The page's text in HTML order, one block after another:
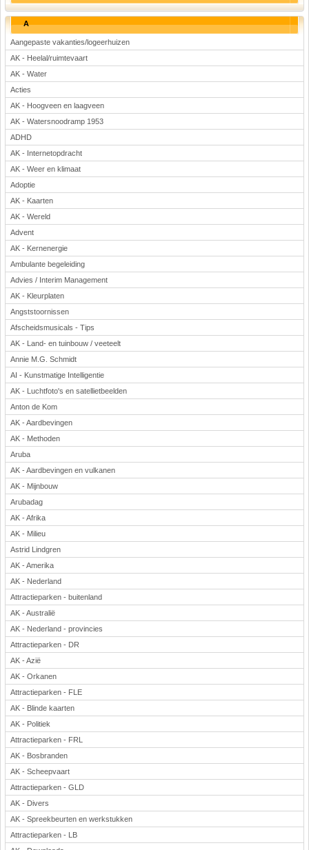
A
Aangepaste vakanties/logeerhuizen
AK - Heelal/ruimtevaart
AK - Water
Acties
AK - Hoogveen en laagveen
AK - Watersnoodramp 1953
ADHD
AK - Internetopdracht
AK - Weer en klimaat
Adoptie
AK - Kaarten
AK - Wereld
Advent
AK - Kernenergie
Ambulante begeleiding
Advies / Interim Management
AK - Kleurplaten
Angststoornissen
Afscheidsmusicals - Tips
AK - Land- en tuinbouw / veeteelt
Annie M.G. Schmidt
AI - Kunstmatige Intelligentie
AK - Luchtfoto's en satellietbeelden
Anton de Kom
AK - Aardbevingen
AK - Methoden
Aruba
AK - Aardbevingen en vulkanen
AK - Mijnbouw
Arubadag
AK - Afrika
AK - Milieu
Astrid Lindgren
AK - Amerika
AK - Nederland
Attractieparken - buitenland
AK - Australië
AK - Nederland - provincies
Attractieparken - DR
AK - Azië
AK - Orkanen
Attractieparken - FLE
AK - Blinde kaarten
AK - Politiek
Attractieparken - FRL
AK - Bosbranden
AK - Scheepvaart
Attractieparken - GLD
AK - Divers
AK - Spreekbeurten en werkstukken
Attractieparken - LB